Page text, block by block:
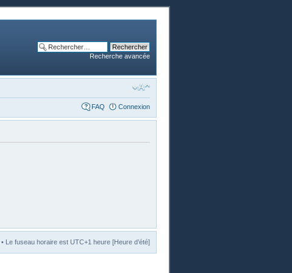
Recherche avancée
FAQ Connexion
• Le fuseau horaire est UTC+1 heure [Heure d’été]